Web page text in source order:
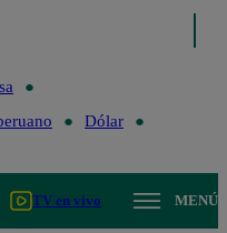
Dólar
TV en vivo MENÚ